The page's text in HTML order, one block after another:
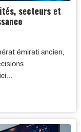
secteurs et
émirati ancien,